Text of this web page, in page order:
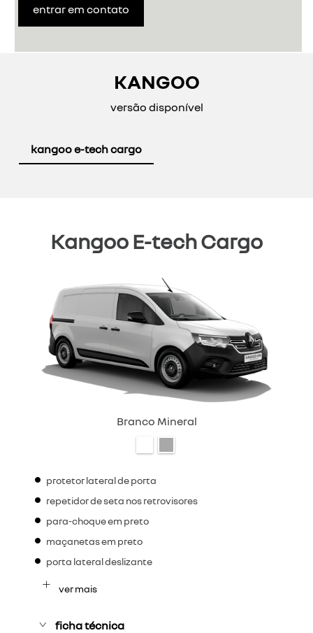
entrar em contato
KANGOO
versão disponível
kangoo e-tech cargo
Kangoo E-tech Cargo
Branco Mineral
protetor lateral de porta
repetidor de seta nos retrovisores
para-choque em preto
maçanetas em preto
porta lateral deslizante
ver mais
ficha técnica